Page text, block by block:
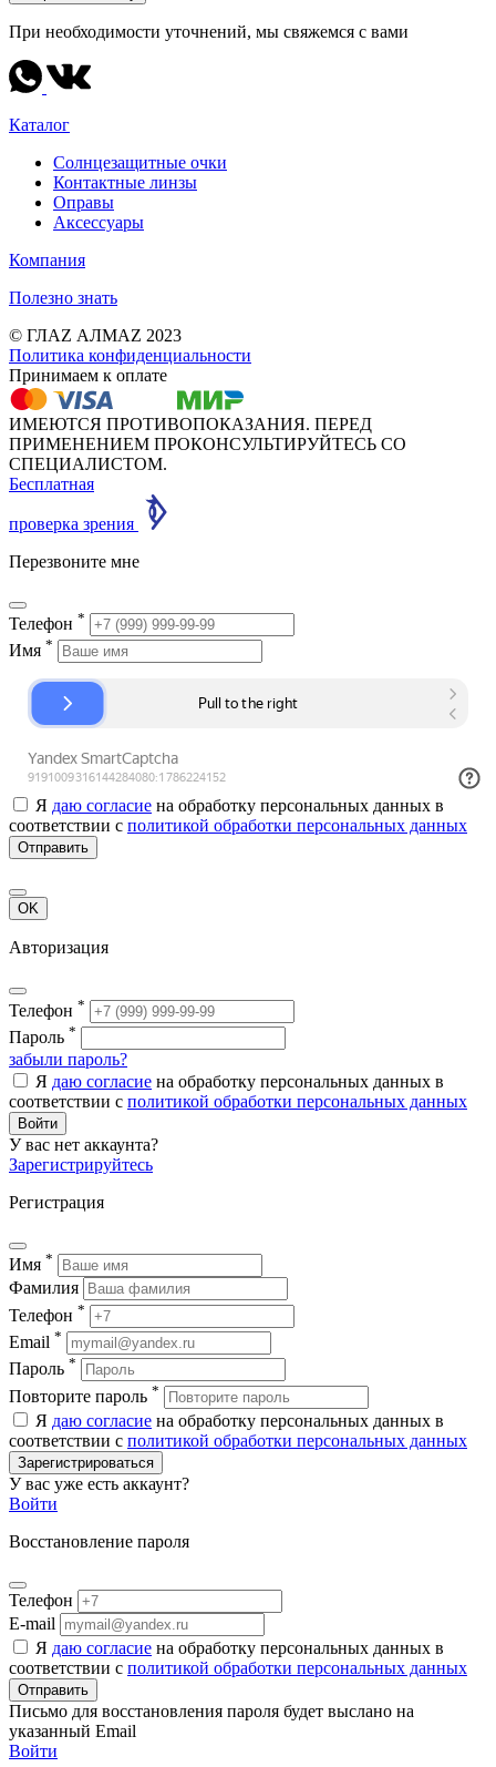
При необходимости уточнений, мы свяжемся с вами
Каталог
Солнцезащитные очки
Контактные линзы
Оправы
Аксессуары
Компания
Полезно знать
© ГЛАZ АЛМАZ 2023
Политика конфиденциальности
Принимаем к оплате
ИМЕЮТСЯ ПРОТИВОПОКАЗАНИЯ. ПЕРЕД
ПРИМЕНЕНИЕМ ПРОКОНСУЛЬТИРУЙТЕСЬ СО
СПЕЦИАЛИСТОМ.
Бесплатная
проверка зрения
Перезвоните мне
Телефон *
Имя *
Я даю согласие на обработку персональных данных в
соответствии с политикой обработки персональных данных
Отправить
OK
Авторизация
Телефон *
Пароль *
забыли пароль?
Я даю согласие на обработку персональных данных в
соответствии с политикой обработки персональных данных
Войти
У вас нет аккаунта?
Зарегистрируйтесь
Регистрация
Имя *
Фамилия
Телефон *
Email *
Пароль *
Повторите пароль *
Я даю согласие на обработку персональных данных в
соответствии с политикой обработки персональных данных
Зарегистрироваться
У вас уже есть аккаунт?
Войти
Восстановление пароля
Телефон
E-mail
Я даю согласие на обработку персональных данных в
соответствии с политикой обработки персональных данных
Отправить
Письмо для восстановления пароля будет выслано на
указанный Email
Войти